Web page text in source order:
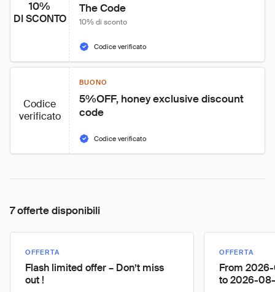
10%
DI SCONTO
The Code
10% di sconto
Codice verificato
Codice
verificato
BUONO
5%OFF, honey exclusive discount
code
Codice verificato
7 offerte disponibili
OFFERTA
Flash limited offer – Don’t miss
out !
OFFERTA
From
to 2026-08-